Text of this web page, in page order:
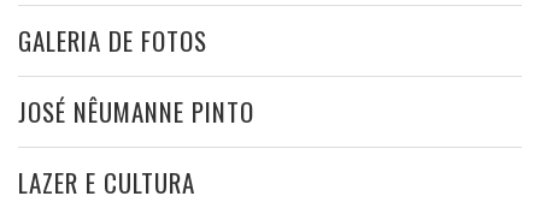
GALERIA DE FOTOS
JOSÉ NÊUMANNE PINTO
LAZER E CULTURA